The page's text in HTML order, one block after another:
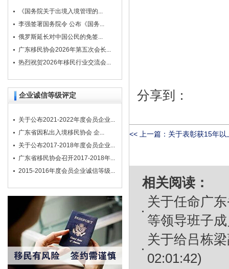
《国务院关于出境入境管理的...
李强签署国务院令 公布《国务...
俄罗斯延长对中国公民的免签...
广东移民协会2026年第五次会长...
热烈祝贺2026年移民行业交流会...
企业诚信等级评定
关于公布2021-2022年度会员企业...
广东省因私出入境移民协会 企...
关于公布2017-2018年度会员企业...
广东省移民协会召开2017-2018年...
2015-2016年度会员企业诚信等级...
分享到：
<< 上一篇： 关于表彰获15年
相关阅读：
关于任命广
等领导班子
关于给吕栋
02:01:42)